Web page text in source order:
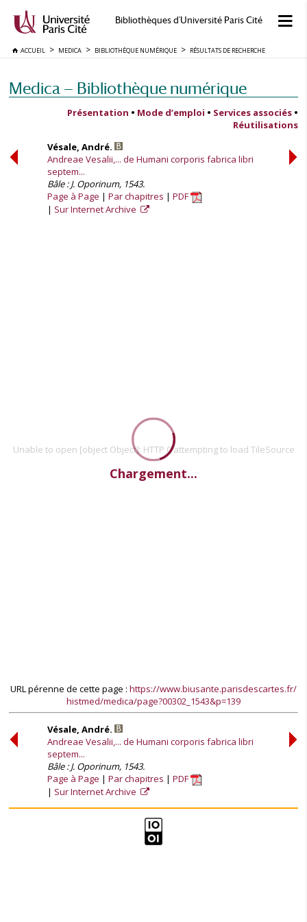
Bibliothèques d'Université Paris Cité
ACCUEIL MEDICA BIBLIOTHÈQUE NUMÉRIQUE RÉSULTATS DE RECHERCHE
Medica — Bibliothèque numérique
Présentation • Mode d’emploi • Services associés •
Réutilisations
Vésale, André.
Andreae Vesalii,... de Humani corporis fabrica libri
septem...
Bâle : J. Oporinum, 1543.
Page à Page
Par chapitres
PDF
Sur Internet Archive
Unable to open [object Object]: HTTP 0 attempting to load TileSource
Chargement...
URL pérenne de cette page : https://www.biusante.parisdescartes.fr/
histmed/medica/page?00302_1543&p=139
Vésale, André.
Andreae Vesalii,... de Humani corporis fabrica libri
septem...
Bâle : J. Oporinum, 1543.
Page à Page
Par chapitres
PDF
Sur Internet Archive